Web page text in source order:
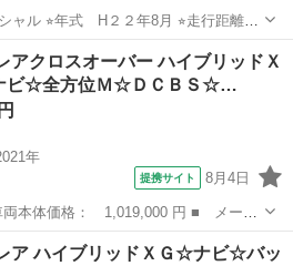
ャル ⭐︎年式 H２２年8月 ⭐︎走行距離
。 あと
喫煙車だったようで匂いもあります。 そのほか細い傷や凹みあり...
アクロスオーバー ハイブリッドＸ
ビ☆全方位Ｍ☆ＤＣＢＳ☆…
年
提携サイト 8月4日
レアクロスオーバー ■ グレード
ナビ☆全方位Ｍ☆ＤＣＢＳ☆試乗ＯＫ
ア ハイブリッドＸＧ☆ナビ☆バッ